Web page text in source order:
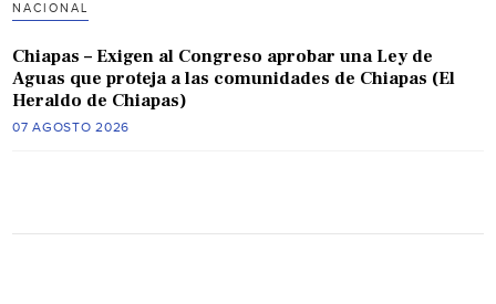
NACIONAL
Chiapas – Exigen al Congreso aprobar una Ley de
Aguas que proteja a las comunidades de Chiapas (El
Heraldo de Chiapas)
07 AGOSTO 2026